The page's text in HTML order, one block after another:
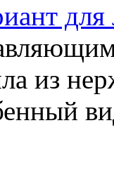
для
из